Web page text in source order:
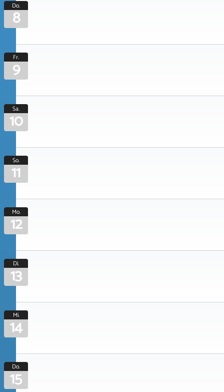
Do.
8
Fr.
9
Sa.
10
So.
11
Mo.
12
Di.
13
Mi.
14
Do.
15